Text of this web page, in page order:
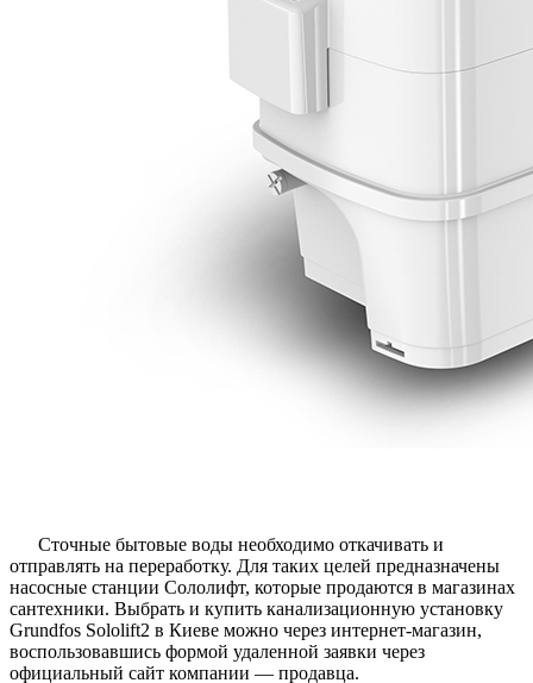
Сточные бытовые воды необходимо откачивать и
отправлять на переработку. Для таких целей предназначены
насосные станции Сололифт, которые продаются в магазинах
сантехники. Выбрать и купить канализационную установку
Grundfos Sololift2 в Киеве можно через интернет-магазин,
воспользовавшись формой удаленной заявки через
официальный сайт компании — продавца.